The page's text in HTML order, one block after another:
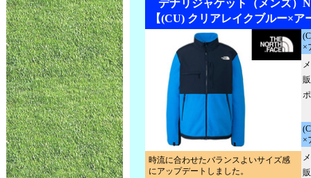
デナリジャケット（メンズ）
【(CU) クリアレイクブルー×ア
時流に合わせたバランスよいサイズ感
にアップデートしました。
×
×